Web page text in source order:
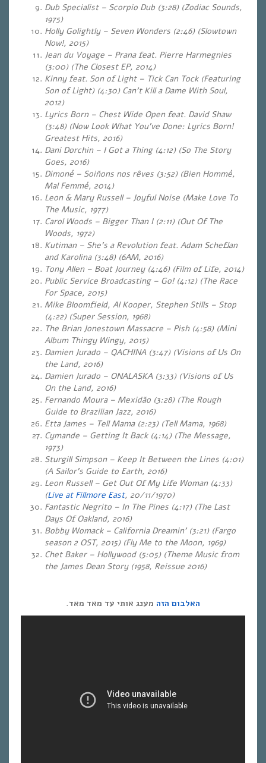
Dub Specialist – Scorpio Dub (3:28) (Zodiac Sounds,
1975)
Holly Golightly – Seven Wonders (2:46) (Slowtown
Now!, 2015)
Jean du Voyage – Prana feat. Pierre Harmegnies
(3:00) (The Closest EP, 2014)
Kinny feat. Son of Light – Tick Can Tock (Featuring
Son of Light) (4:30) Can’t Kill a Dame With Soul,
2012)
Lyrics Born – Chest Wide Open feat. David Shaw
(3:48) (Now Look What You’ve Done: Lyrics Born!
Greatest Hits, 2016)
Dani Dorchin – I Got a Thing (4:12) (So The Story
Goes, 2016)
Dimoné – Soiñons nos rêves (3:52) (Bien Hommé,
Mal Femmé, 2014)
Leon & Mary Russell – Joyful Noise (Make Love To
The Music, 1977)
Carol Woods – Bigger Than I (2:11) (Out Of The
Woods, 1972)
Kutiman – She’s a Revolution feat. Adam Scheflan
and Karolina (3:48) (6AM, 2016)
Tony Allen – Boat Journey (4:46) (Film of Life, 2014)
PublicService Broadcasting – Go! (4:12) (The Race
For Space, 2015)
Mike Bloomfield, Al Kooper, Stephen Stills – Stop
(4:22) (Super Session, 1968)
The Brian Jonestown Massacre – Pish (4:58) (Mini
Album Thingy Wingy, 2015)
Damien Jurado – QACHINA (3:47) (Visions of Us On
the Land, 2016)
Damien Jurado – ONALASKA (3:33) (Visions of Us
On the Land, 2016)
Fernando Moura – Mexidão (3:28) (The Rough
Guide to Brazilian Jazz, 2016)
Etta James – Tell Mama (2:23) (Tell Mama, 1968)
Cymande – Getting It Back (4:14) (The Message,
1973)
Sturgill Simpson – Keep It Between the Lines (4:01)
(A Sailor’s Guide to Earth, 2016)
Leon Russell – Get Out Of My Life Woman (4:33)
(Live at Fillmore East, 20/11/1970)
Fantastic Negrito – In The Pines (4:17) (The Last
Days Of Oakland, 2016)
Bobby Womack – California Dreamin’ (3:21) (Fargo
season 2 OST, 2015) (Fly Me to the Moon, 1969)
Chet Baker – Hollywood (5:05) (Theme Music from
the James Dean Story (1958, Reissue 2016)
האלבום הזה מענג אותי עד מאד מאד.